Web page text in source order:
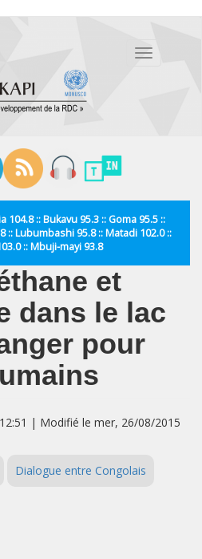
Toggle
104.8 :: Bukavu 95.3 :: Goma 95.5 ::
:: Lubumbashi 95.8 :: Matadi 102.0 ::
:: Mbuji-mayi 93.8
et
dans le lac
pour
| Modifié le mer, 26/08/2015
Dialogue entre Congolais